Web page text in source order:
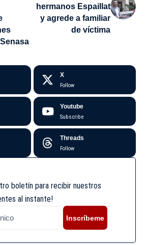
hermanos Espaillat
y agrede a familiar
de víctima
X
Follow
Youtube
Subscribe
Threads
Follow
boletín para recibir nuestros
al instante!
Inscríbeme